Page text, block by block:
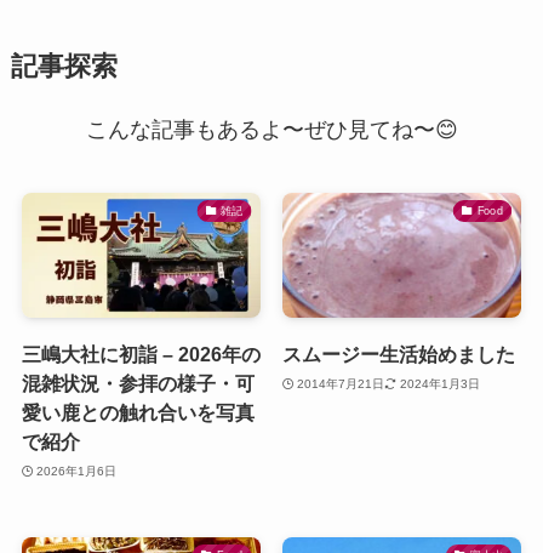
記事探索
こんな記事もあるよ〜ぜひ見てね〜😊
雑記
三嶋大社に初詣 – 2026年の
混雑状況・参拝の様子・可
愛い鹿との触れ合いを写真
で紹介
2026年1月6日
Food
スムージー生活始めました
2014年7月21日 2024年1月3日